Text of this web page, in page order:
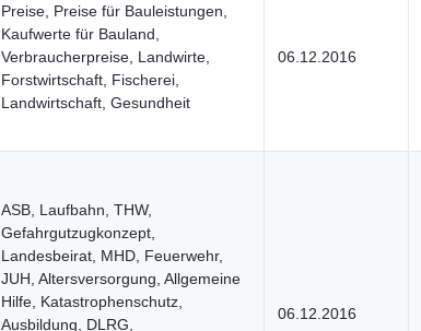
Preise, Preise für Bauleistungen,
Kaufwerte für Bauland,
Verbraucherpreise, Landwirte,
Forstwirtschaft, Fischerei,
Landwirtschaft, Gesundheit
06.12.2016
ASB, Laufbahn, THW,
Gefahrgutzugkonzept,
Landesbeirat, MHD, Feuerwehr,
JUH, Altersversorgung, Allgemeine
Hilfe, Katastrophenschutz,
Ausbildung, DLRG,
06.12.2016